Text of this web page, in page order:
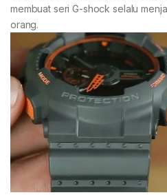
membuat seri G-shock selalu
orang.